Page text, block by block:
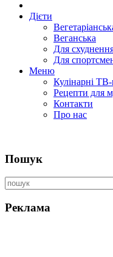
Дієти
Веганська
Для
Для
Меню
Кулінарні
Рецепти для
Контакти
Про нас
Пошук
Реклама